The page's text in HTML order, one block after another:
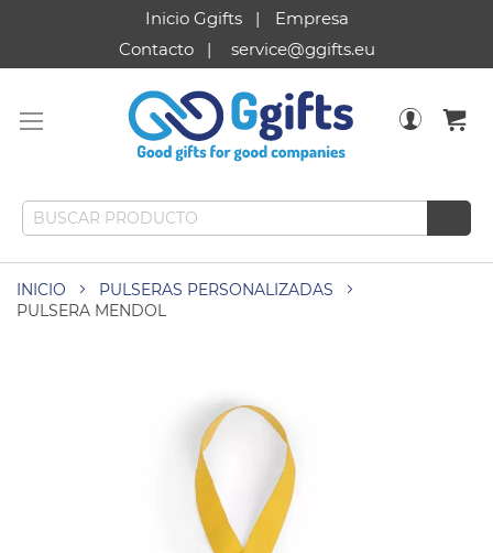
Inicio Ggifts
Empresa
Contacto
service@ggifts.eu
INICIO
PULSERAS PERSONALIZADAS
PULSERA MENDOL